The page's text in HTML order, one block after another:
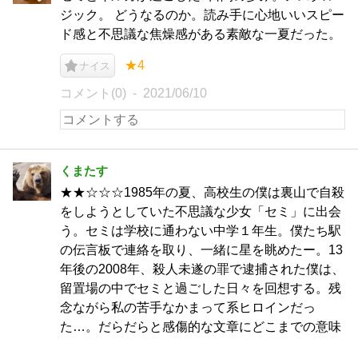
ジック。 どうなるのか。読み手に心地いいスピー
ド感と不思議な焦燥感がある素敵な一夏だった。
ナイス ★4
コメント(0) 2021/06/10
くまたす
★★☆☆☆1985年の夏、高校生の僕は裏山で自殺
をしようとしていた不思議な少女「セミ」に出会
う。セミは学校に通わない中学１年生。僕たち駅
の伝言板で連絡を取り、一緒に星を眺めたー。13
年後の2008年、殺人未遂の罪で逮捕された僕は、
留置場の中でセミと過ごした日々を回想する。残
念ながら私の苦手なかまって系ヒロインだっ
た…。だらだらと感傷的な文章にどこまでの意味